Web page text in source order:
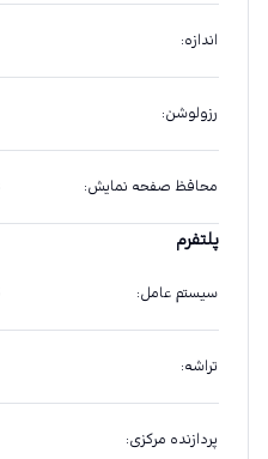
اندازه:
رزولوشن:
محافظ صفحه نمایش:
پلتفرم
سیستم عامل:
تراشه:
پردازنده مرکزی: